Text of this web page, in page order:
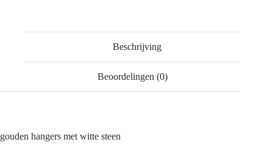
Beschrijving
Beoordelingen (0)
gouden hangers met witte steen